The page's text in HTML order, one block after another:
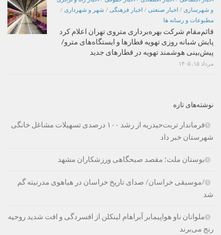
و شهرسازی / اخبار صنعتی / اخبار فرهنگی / شهر و شهرداری /
مطبوعات و رسانه ها
قائم‌مقام شرکت بهره‌برداری متروی تهران اعلام کرد
پایش شبانه روزی تهویه قطارها و ایستگاه‌های مترو/
پیش‌بینی هوشمند تهویه در قطارهای جدید
مرداد ۱۵, ۱۴۰۵
نوشته‌های تازه
فرماندار تربت‌حیدریه از رشد ۱۰۰ درصدی تسهیلات مشاغل خانگی
شهرستان خبر داد
بوستان ملت؛ مقصد صبحگاهی ورزشکاران مشهد
/موسیقی خراسان/ صدای تاریخ خراسان در هیاهوی مدرنیته گم
شد
ملوانان ناو هواپیمابر آبراهام لینکلن از افسردگی و افت شدید روحیه
رنج می‌برند